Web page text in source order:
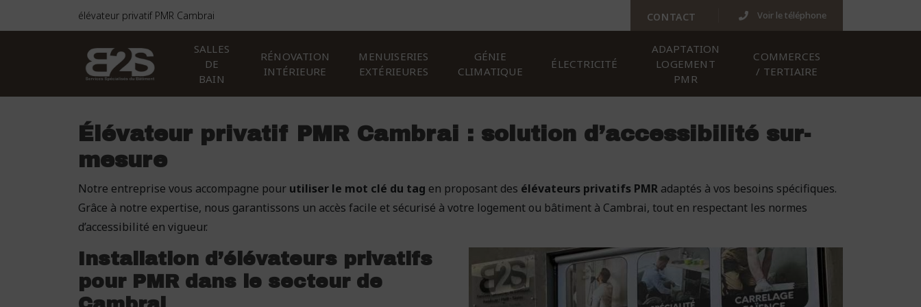
élévateur privatif PMR Cambrai CONTACT Voir le téléphone
SALLES
DE
BAIN
RÉNOVATION
INTÉRIEURE
MENUISERIES
EXTÉRIEURES
GÉNIE
CLIMATIQUE
ÉLECTRICITÉ
ADAPTATION
LOGEMENT
PMR
COMMERCES
/ TERTIAIRE
Élévateur privatif PMR Cambrai : solution d’accessibilité sur-
mesure
Notre entreprise vous accompagne pour utiliser le mot clé du tag en proposant des élévateurs privatifs PMR adaptés à vos besoins spécifiques.
Grâce à notre expertise, nous garantissons un accès facile et sécurisé à votre logement ou bâtiment à Cambrai, tout en respectant les normes
d’accessibilité en vigueur.
Installation d’élévateurs privatifs
pour PMR dans le secteur de
Panneau de gestion des cookies